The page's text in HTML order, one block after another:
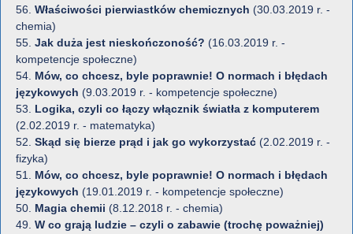
56. Właściwości pierwiastków chemicznych (30.03.2019 r. -
chemia)
55. Jak duża jest nieskończoność? (16.03.2019 r. -
kompetencje społeczne)
54. Mów, co chcesz, byle poprawnie! O normach i błędach
językowych (9.03.2019 r. - kompetencje społeczne)
53. Logika, czyli co łączy włącznik światła z komputerem
(2.02.2019 r. - matematyka)
52. Skąd się bierze prąd i jak go wykorzystać (2.02.2019 r. -
fizyka)
51. Mów, co chcesz, byle poprawnie! O normach i błędach
językowych (19.01.2019 r. - kompetencje społeczne)
50. Magia chemii (8.12.2018 r. - chemia)
49. W co grają ludzie – czyli o zabawie (trochę poważniej)